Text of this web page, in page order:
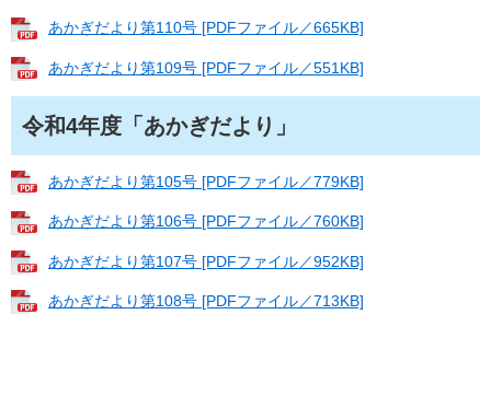
あかぎだより第110号 [PDFファイル／665KB]
あかぎだより第109号 [PDFファイル／551KB]
令和4年度「あかぎだより」
あかぎだより第105号 [PDFファイル／779KB]
あかぎだより第106号 [PDFファイル／760KB]
あかぎだより第107号 [PDFファイル／952KB]
あかぎだより第108号 [PDFファイル／713KB]